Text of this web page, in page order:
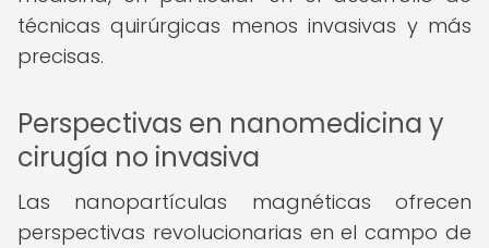
técnicas quirúrgicas menos invasivas y más
precisas.
Perspectivas en nanomedicina y
cirugía no invasiva
Las nanopartículas magnéticas ofrecen
perspectivas revolucionarias en el campo de